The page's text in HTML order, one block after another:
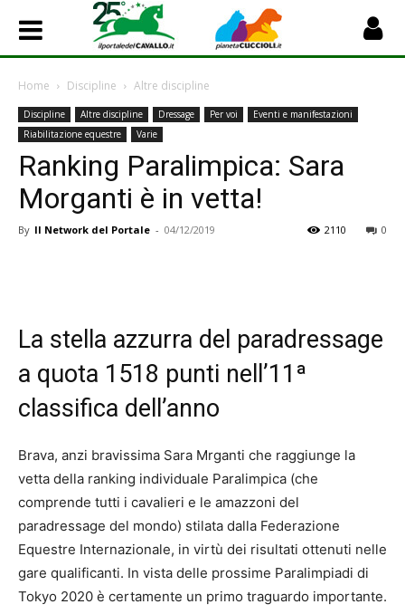
Home Discipline Altre discipline
Discipline Altre discipline Dressage Per voi
Eventi e manifestazioni
Riabilitazione equestre
Varie
Ranking Paralimpica: Sara
Morganti è in vetta!
By Il Network del Portale - 04/12/2019 0
2110
La stella azzurra del paradressage
a quota 1518 punti nell’11ª
classifica dell’anno
Brava, anzi bravissima Sara Mrganti che raggiunge la
vetta della ranking individuale Paralimpica (che
comprende tutti i cavalieri e le amazzoni del
paradressage del mondo) stilata dalla Federazione
Equestre Internazionale, in virtù dei risultati ottenuti nelle
gare qualificanti. In vista delle prossime Paralimpiadi di
Tokyo 2020 è certamente un primo traguardo importante.